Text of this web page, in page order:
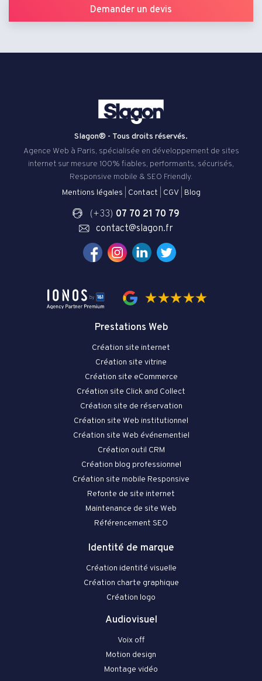
Demander un devis
Slagon® - Tous droits réservés.
Agence Web à Paris, spécialisée en développement de sites
internet sur mesure 100% fiables, performants, sécurisés,
Responsive mobile & SEO Friendly.
Mentions légales
Contact CGV| Blog
(+33) 07 70 21 70 79
contact@slagon.fr
Prestations Web
Création site internet
Création site vitrine
Création site eCommerce
Création site Click and Collect
Création site de réservation
Création site Web institutionnel
Création site Web événementiel
Création outil CRM
Création blog professionnel
Création site mobile Responsive
Refonte de site internet
Maintenance de site Web
Référencement SEO
Identité de marque
Création identité visuelle
Création charte graphique
Création logo
Audiovisuel
Voix off
Motion design
Montage vidéo